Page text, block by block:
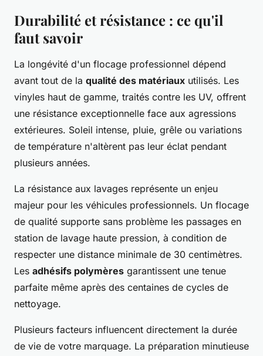
Durabilité et résistance : ce qu'il
faut savoir
La longévité d'un flocage professionnel dépend
avant tout de la qualité des matériaux utilisés. Les
vinyles haut de gamme, traités contre les UV, offrent
une résistance exceptionnelle face aux agressions
extérieures. Soleil intense, pluie, grêle ou variations
de température n'altèrent pas leur éclat pendant
plusieurs années.
La résistance aux lavages représente un enjeu
majeur pour les véhicules professionnels. Un flocage
de qualité supporte sans problème les passages en
station de lavage haute pression, à condition de
respecter une distance minimale de 30 centimètres.
Les adhésifs polymères garantissent une tenue
parfaite même après des centaines de cycles de
nettoyage.
Plusieurs facteurs influencent directement la durée
de vie de votre marquage. La préparation minutieuse